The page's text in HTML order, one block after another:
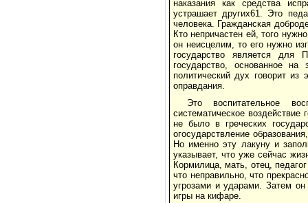
наказания как средства
устрашает других61. Это
человека. Гражданская
Кто непричастен ей, того
он неисцелим, то его нужно
государство является для
государство, основанное
политический дух говорит из
оправдания.
Это воспитательное
систематическое
не было в греческих
огосударствление
Но именно эту лакуну и
указывает, что уже сейчас
Кормилица, мать, отец,
что неправильно, что
угрозами и ударами. Затем
игры на кифаре.